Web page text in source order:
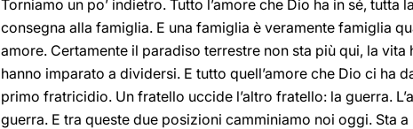
Torniamo un po’ indietro. Tutto l’amore che Dio ha in sé,
consegna alla famiglia. E una famiglia è veramente famiglia
amore. Certamente il paradiso terrestre non sta più qui, la
hanno imparato a dividersi. E tutto quell’amore che Dio ci ha
primo fratricidio. Un fratello uccide l’altro fratello: la guerra.
guerra. E tra queste due posizioni camminiamo noi oggi. Sta